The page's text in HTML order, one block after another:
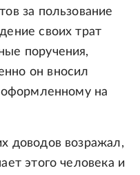
за пользование
своих трат
поручения,
он вносил
оформленному на
доводов возражал,
этого человека и